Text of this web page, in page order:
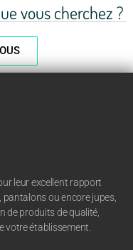
vous cherchez ?
leur excellent rapport
ou encore jupes,
de produits de qualité,
votre établissement.